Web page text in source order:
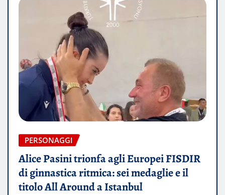
PERSONAGGI
Alice Pasini trionfa agli Europei FISDIR
di ginnastica ritmica: sei medaglie e il
titolo All Around a Istanbul